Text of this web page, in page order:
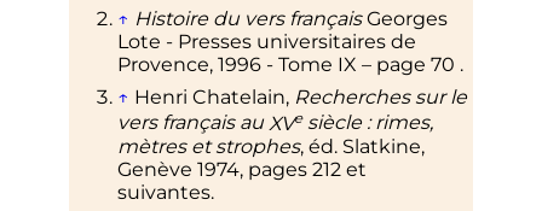
↑ Histoire du vers françaisGeorges
Lote - Presses universitaires de
Provence, 1996 - Tome IX – page 70 .
↑ Henri Chatelain, Recherches sur le
vers français au XVe siècle : rimes,
mètres et strophes, éd. Slatkine,
Genève 1974, pages 212 et
suivantes.